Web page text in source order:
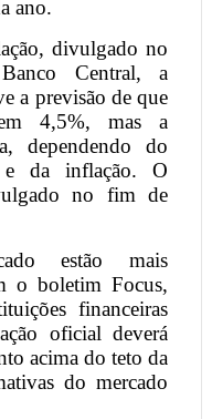
ano.
divulgado no
Central, a
a previsão de que
4,5%, mas a
dependendo do
e da inflação. O
no fim de
estão mais
o boletim Focus,
financeiras
oficial deverá
acima do teto da
do mercado